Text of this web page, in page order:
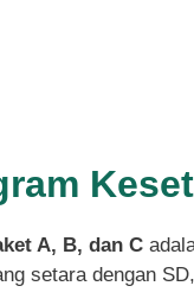
A, B, dan C
setara dengan